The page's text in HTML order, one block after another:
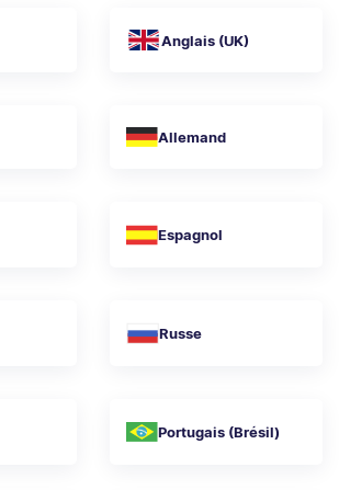
Anglais (UK)
Allemand
Espagnol
Russe
Portugais (Brésil)